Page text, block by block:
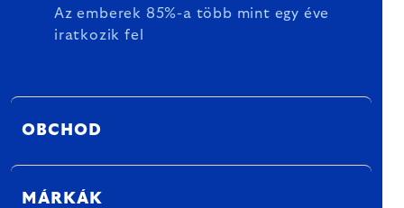
Az emberek 85%-a több mint egy éve
iratkozik fel
OBCHOD
MÁRKÁK